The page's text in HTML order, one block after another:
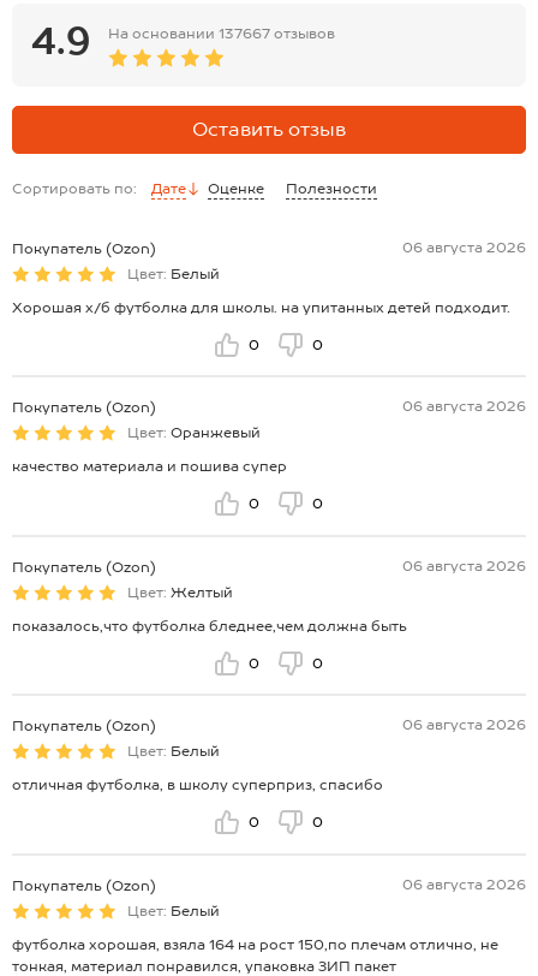
4.9 На основании 137667 отзывов
Оставить отзыв
Сортировать по: Дате Оценке Полезности
Покупатель (Ozon)
06 августа 2026
Цвет: Белый
Хорошая х/б футболка для школы. на упитанных детей подходит.
0 0
Покупатель (Ozon)
06 августа 2026
Цвет: Оранжевый
качество материала и пошива супер
0 0
Покупатель (Ozon)
06 августа 2026
Цвет: Желтый
показалось,что футболка бледнее,чем должна быть
0 0
Покупатель (Ozon)
06 августа 2026
Цвет: Белый
отличная футболка, в школу суперприз, спасибо
0 0
Покупатель (Ozon)
06 августа 2026
Цвет: Белый
футболка хорошая, взяла 164 на рост 150,по плечам отлично, не
тонкая, материал понравился, упаковка ЗИП пакет